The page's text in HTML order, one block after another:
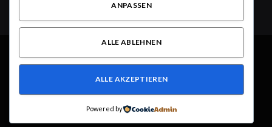
© 2026 Alle Rechte vorbehalten.Heute im Fokus
Haftung für Inhalte
Datenschutzerklärung
ANPASSEN
ALLE ABLEHNEN
ALLE AKZEPTIEREN
Powered by